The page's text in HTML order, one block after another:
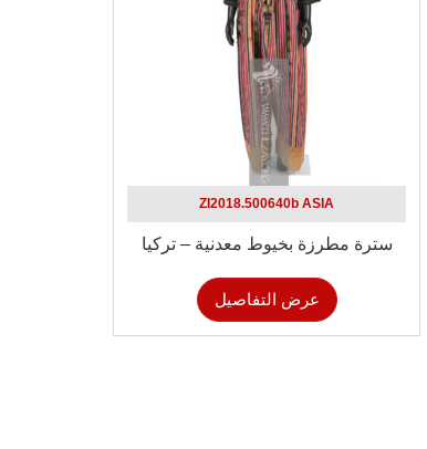
ZI2018.500640b ASIA
سترة مطرزة بخيوط معدنية – تركيا
عرض التفاصيل